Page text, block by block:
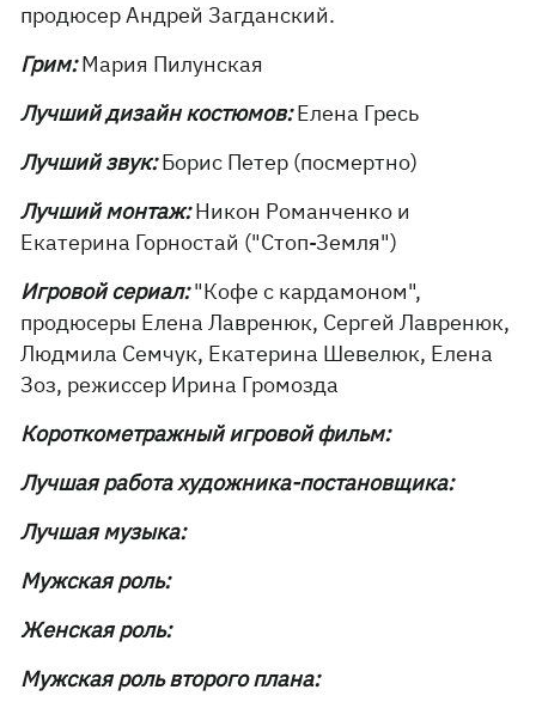
продюсер Андрей Загданский.
Грим:Мария Пилунская
Лучший дизайн костюмов:Елена Гресь
Лучший звук:Борис Петер (посмертно)
Лучший монтаж:Никон Романченко и
Екатерина Горностай ("Стоп-Земля")
Игровой сериал:"Кофе с кардамоном",
продюсеры Елена Лавренюк, Сергей Лавренюк,
Людмила Семчук, Екатерина Шевелюк, Елена
Зоз, режиссер Ирина Громозда
Короткометражный игровой фильм:
Лучшая работа художника-постановщика:
Лучшая музыка:
Мужская роль:
Женская роль:
Мужская роль второго плана: